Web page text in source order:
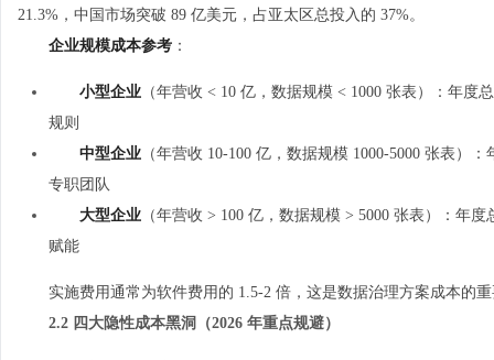
21.3%，中国市场突破 89 亿美元，占亚太区总投入的 37%。
企业规模成本参考 ：
小型企业 （年营收 < 10 亿，数据规模 < 1000 张表）：年度
规则
中型企业 （年营收 10-100 亿，数据规模 1000-5000 张表）
专职团队
大型企业 （年营收 > 100 亿，数据规模 > 5000 张表）：年
赋能
实施费用通常为软件费用的 1.5-2 倍，这是数据治理方案成本的
2.2 四大隐性成本黑洞（2026 年重点规避）